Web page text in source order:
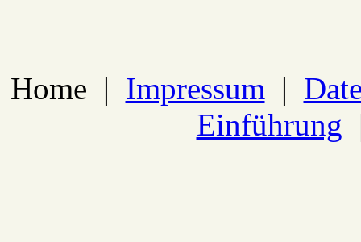
Home | Impressum |
Einführung